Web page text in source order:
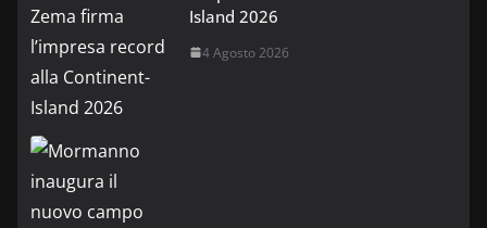
Island 2026
4 Agosto 2026